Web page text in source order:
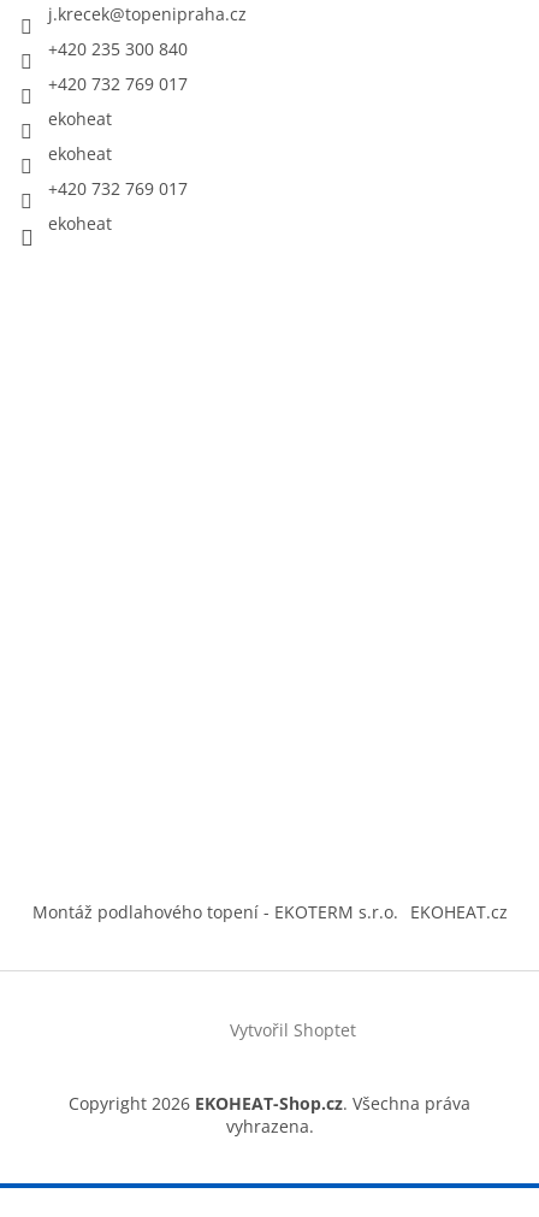
j.krecek@topenipraha.cz
+420 235 300 840
+420 732 769 017
ekoheat
ekoheat
+420 732 769 017
ekoheat
Montáž podlahového topení - EKOTERM s.r.o. EKOHEAT.cz
Vytvořil Shoptet
Copyright 2026 EKOHEAT-Shop.cz. Všechna práva
vyhrazena.